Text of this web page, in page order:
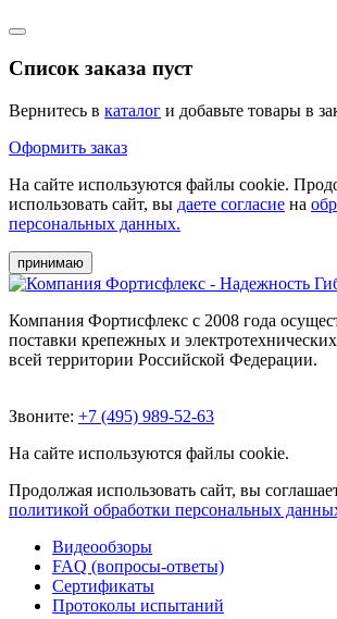
Список заказа пуст
Вернитесь в каталог и добавьте товары в
Оформить заказ
На сайте используются файлы cookie.
использовать сайт, вы даете согласие на
персональных данных.
принимаю
Компания Фортисфлекс с 2008 года
поставки крепежных и
всей территории Российской Федерации.
Звоните: +7 (495) 989-52-63
На сайте используются файлы cookie.
Продолжая использовать сайт, вы
политикой обработки персональных
Видеообзоры
FAQ (вопросы-ответы)
Сертификаты
Протоколы испытаний